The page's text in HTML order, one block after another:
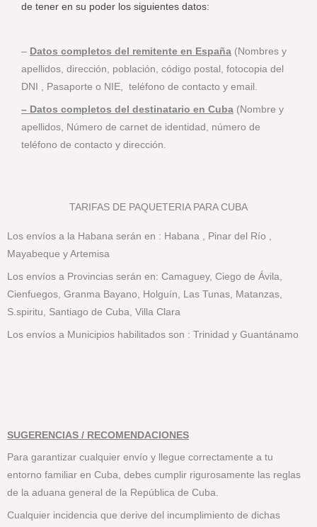
de tener en su poder los siguientes datos:
– Datos completos del remitente en España (Nombres y
apellidos, dirección, población, código postal, fotocopia del
DNI , Pasaporte o NIE, teléfono de contacto y email.
– Datos completos del destinatario en Cuba (Nombre y
apellidos, Número de carnet de identidad, número de
teléfono de contacto y dirección.
TARIFAS DE PAQUETERIA PARA CUBA
Los envíos a la Habana serán en : Habana , Pinar del Río ,
Mayabeque y Artemisa
Los envíos a Provincias serán en: Camaguey, Ciego de Ávila,
Cienfuegos, Granma Bayano, Holguín, Las Tunas, Matanzas,
S.spiritu, Santiago de Cuba, Villa Clara
Los envíos a Municipios habilitados son : Trinidad y Guantánamo
SUGERENCIAS / RECOMENDACIONES
Para garantizar cualquier envío y llegue correctamente a tu
entorno familiar en Cuba, debes cumplir rigurosamente las reglas
de la aduana general de la República de Cuba.
Cualquier incidencia que derive del incumplimiento de dichas